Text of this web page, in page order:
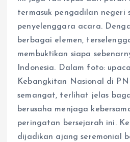
termasuk pengadilan negeri
penyelenggara acara.
berbagai elemen,
membuktikan siapa
Indonesia. Dalam foto:
Kebangkitan Nasional di PN
semangat, terlihat jelas
berusaha menjaga
peringatan bersejarah ini.
dijadikan ajang seremonial